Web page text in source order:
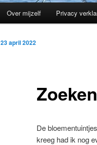
Over mijzelf Privacy
Zoeken
23 april 2022
De
kreeg had ik nog